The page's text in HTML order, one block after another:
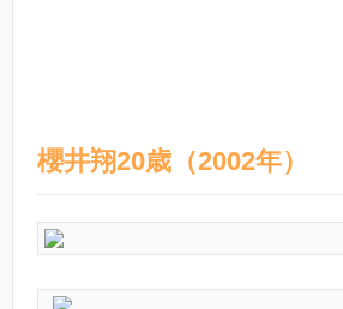
櫻井翔20歳（2002年）